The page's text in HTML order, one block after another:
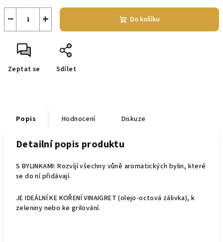
+
− Do košíku
Zeptat se Sdílet
Popis Hodnocení Diskuze
Detailní popis produktu
S BYLINKAMI: Rozvíjí všechny vůně aromatických bylin, které
se do ní přidávají.
JE IDEÁLNÍ KE KOŘENÍ VINAIGRET (olejo-octová zálivka), k
zeleniny nebo ke grilování.